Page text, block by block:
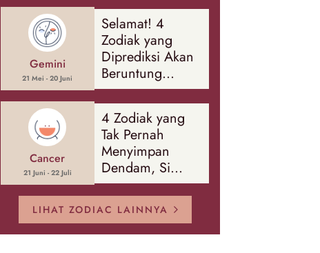
Cadangan Soal
Banyak Hal
Gemini
21 Mei - 20 Juni
Selamat! 4
Zodiak yang
Diprediksi Akan
Beruntung
Sepanjang
Agustus 2026
Cancer
21 Juni - 22 Juli
4 Zodiak yang
Tak Pernah
Menyimpan
Dendam, Si
Paling Mudah
Memaafkan!
LIHAT ZODIAC LAINNYA